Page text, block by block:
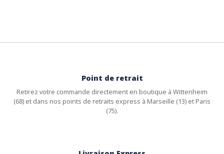
Point de retrait
Retirez votre commande directement en boutique à Wittenheim
(68) et dans nos points de retraits express à Marseille (13) et Paris
(75).